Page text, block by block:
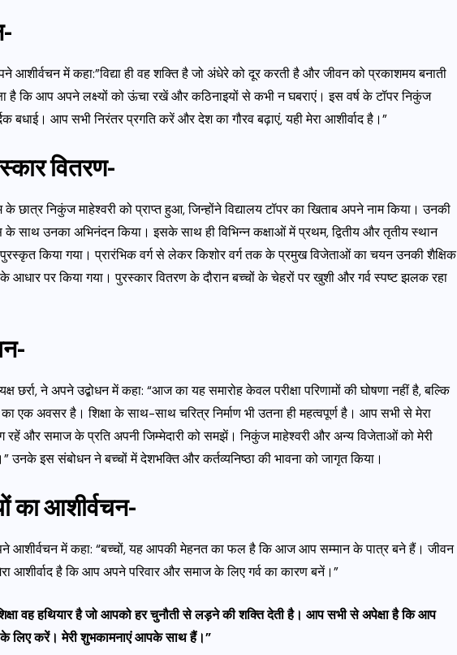
आशीर्वचन में कहा:”विद्या ही वह शक्ति है जो अंधेरे को दूर करती है और जीवन को प्रकाशमय बनाती
है कि आप अपने लक्ष्यों को ऊंचा रखें और कठिनाइयों से कभी न घबराएं। इस वर्ष के टॉपर निकुंज
बधाई। आप सभी निरंतर प्रगति करें और देश का गौरव बढ़ाएं, यही मेरा आशीर्वाद है।”
वितरण-
छात्र निकुंज माहेश्वरी को प्राप्त हुआ, जिन्होंने विद्यालय टॉपर का खिताब अपने नाम किया। उनकी
के साथ उनका अभिनंदन किया। इसके साथ ही विभिन्न कक्षाओं में प्रथम, द्वितीय और तृतीय स्थान
किया गया। प्रारंभिक वर्ग से लेकर किशोर वर्ग तक के प्रमुख विजेताओं का चयन उनकी शैक्षिक
आधार पर किया गया। पुरस्कार वितरण के दौरान बच्चों के चेहरों पर खुशी और गर्व स्पष्ट झलक रहा
छर्रा, ने अपने उद्बोधन में कहा: “आज का यह समारोह केवल परीक्षा परिणामों की घोषणा नहीं है, बल्कि
एक अवसर है। शिक्षा के साथ-साथ चरित्र निर्माण भी उतना ही महत्वपूर्ण है। आप सभी से मेरा
रहें और समाज के प्रति अपनी जिम्मेदारी को समझें। निकुंज माहेश्वरी और अन्य विजेताओं को मेरी
इस संबोधन ने बच्चों में देशभक्ति और कर्तव्यनिष्ठा की भावना को जागृत किया।
का आशीर्वचन-
आशीर्वचन में कहा: “बच्चों, यह आपकी मेहनत का फल है कि आज आप सम्मान के पात्र बने हैं। जीवन
आशीर्वाद है कि आप अपने परिवार और समाज के लिए गर्व का कारण बनें।”
वह हथियार है जो आपको हर चुनौती से लड़ने की शक्ति देती है। आप सभी से अपेक्षा है कि आप
लिए करें। मेरी शुभकामनाएं आपके साथ हैं।”